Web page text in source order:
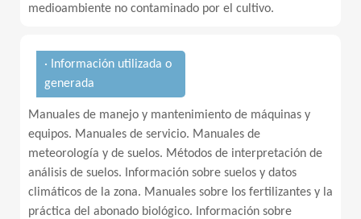
medioambiente no contaminado por el cultivo.
· Información utilizada o
generada
Manuales de manejo y mantenimiento de máquinas y
equipos. Manuales de servicio. Manuales de
meteorología y de suelos. Métodos de interpretación de
análisis de suelos. Información sobre suelos y datos
climáticos de la zona. Manuales sobre los fertilizantes y la
práctica del abonado biológico. Información sobre